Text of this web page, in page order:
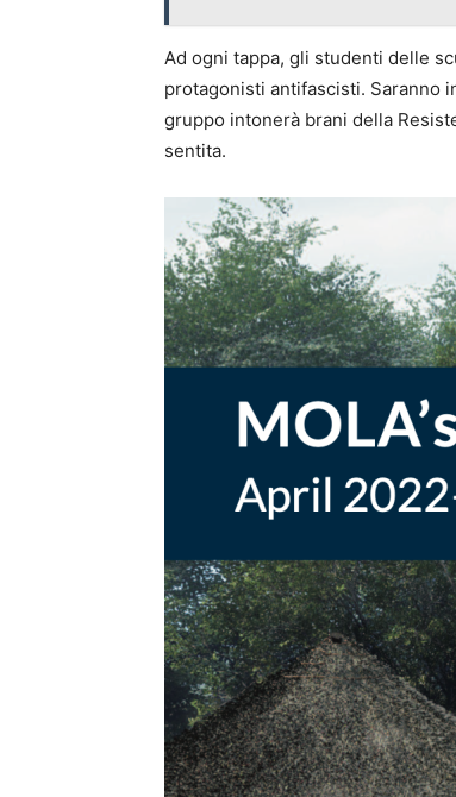
Ad ogni tappa, gli studenti delle
protagonisti antifascisti. Saranno
gruppo intonerà brani della
sentita.